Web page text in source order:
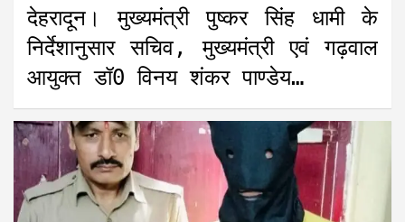
देहरादून। मुख्यमंत्री पुष्कर सिंह धामी के
निर्देशानुसार सचिव, मुख्यमंत्री एवं गढ़वाल
आयुक्त डॉ0 विनय शंकर पाण्डेय…